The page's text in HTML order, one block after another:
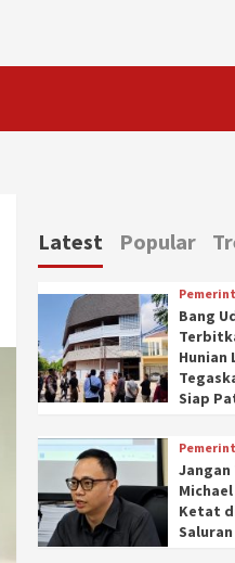
Latest Popular
Bang
Hunian
Siap
Jangan
Ketat